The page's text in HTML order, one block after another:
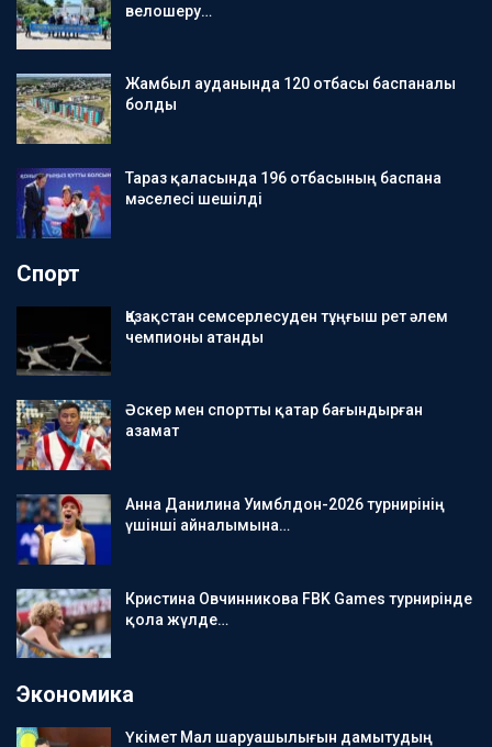
велошеру…
Жамбыл ауданында 120 отбасы баспаналы
болды
Тараз қаласында 196 отбасының баспана
мәселесі шешілді
Спорт
Қазақстан семсерлесуден тұңғыш рет әлем
чемпионы атанды
Әскер мен спортты қатар бағындырған
азамат
Анна Данилина Уимблдон-2026 турнирінің
үшінші айналымына…
Кристина Овчинникова FBK Games турнирінде
қола жүлде…
Экономика
Үкімет Мал шаруашылығын дамытудың